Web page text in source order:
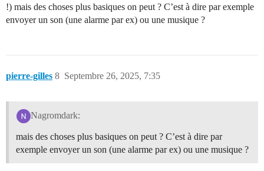
!) mais des choses plus basiques on peut ? C’est à dire par exemple
envoyer un son (une alarme par ex) ou une musique ?
pierre-gilles Septembre 26, 2025, 7:35
8
Nagromdark:
mais des choses plus basiques on peut ? C’est à dire par
exemple envoyer un son (une alarme par ex) ou une musique ?